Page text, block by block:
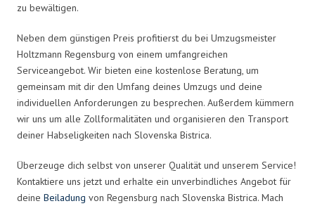
zu bewältigen.
Neben dem günstigen Preis profitierst du bei Umzugsmeister
Holtzmann Regensburg von einem umfangreichen
Serviceangebot. Wir bieten eine kostenlose Beratung, um
gemeinsam mit dir den Umfang deines Umzugs und deine
individuellen Anforderungen zu besprechen. Außerdem kümmern
wir uns um alle Zollformalitäten und organisieren den Transport
deiner Habseligkeiten nach Slovenska Bistrica.
Überzeuge dich selbst von unserer Qualität und unserem Service!
Kontaktiere uns jetzt und erhalte ein unverbindliches Angebot für
deine Beiladung von Regensburg nach Slovenska Bistrica. Mach